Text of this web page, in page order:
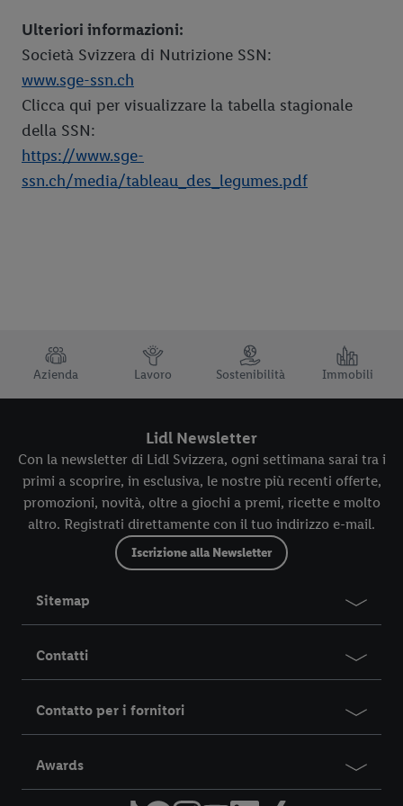
Ulteriori informazioni:
Società Svizzera di Nutrizione SSN:
www.sge-ssn.ch
Clicca qui per visualizzare la tabella stagionale
della SSN:
https://www.sge-
ssn.ch/media/tableau_des_legumes.pdf
TRUSTBAR
Azienda Lavoro Sostenibilità Immobili
Lidl Newsletter
Con la newsletter di Lidl Svizzera, ogni settimana sarai tra i
primi a scoprire, in esclusiva, le nostre più recenti offerte,
promozioni, novità, oltre a giochi a premi, ricette e molto
altro. Registrati direttamente con il tuo indirizzo e-mail.
Iscrizione alla Newsletter
Sitemap
Contatti
Contatto per i fornitori
Awards